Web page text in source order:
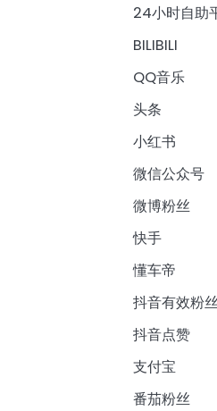
24小时自助
BILIBILI
QQ音乐
头条
小红书
微信公众号
微博粉丝
快手
懂车帝
抖音有效粉
抖音点赞
支付宝
番茄粉丝